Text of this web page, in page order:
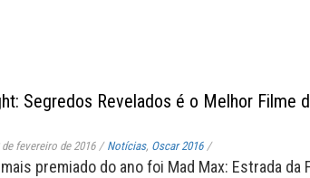
Segredos Revelados é o Melhor Filme
de fevereiro de 2016 / Notícias, Oscar 2016 /
premiado do ano foi Mad Max: Estrada da